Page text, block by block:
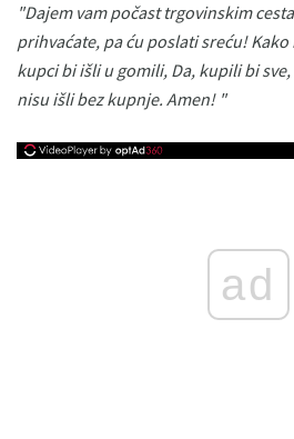
"Dajem vam počast trgovinskim
prihvaćate, pa ću poslati sreću!
kupci bi išli u gomili, Da, kupili bi
nisu išli bez kupnje. Amen! "
ad